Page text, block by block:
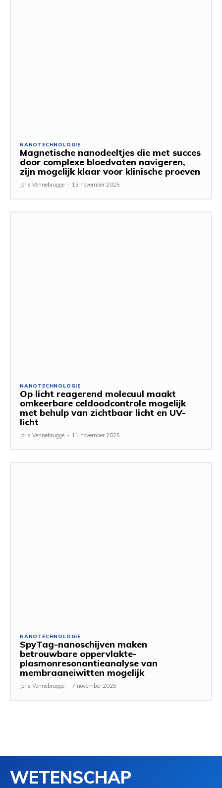
NANOTECHNOLOGIE
Magnetische nanodeeltjes die met succes
door complexe bloedvaten navigeren,
zijn mogelijk klaar voor klinische proeven
Joris Vennebrugge - 13 november 2025
NANOTECHNOLOGIE
Op licht reagerend molecuul maakt
omkeerbare celdoodcontrole mogelijk
met behulp van zichtbaar licht en UV-
licht
Joris Vennebrugge - 11 november 2025
NANOTECHNOLOGIE
SpyTag-nanoschijven maken
betrouwbare oppervlakte-
plasmonresonantieanalyse van
membraaneiwitten mogelijk
Joris Vennebrugge - 7 november 2025
WETENSCHAP